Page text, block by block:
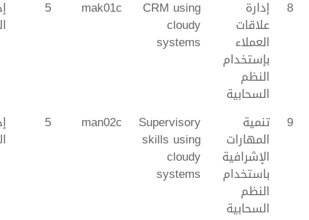
8 إدارة
علاقات
العملاء
بإستخدام
النظم
السحابية
CRM using
cloudy
systems
mak01c
5
9 تنمية
المهارات
الإشرافية
باستخدام
النظم
السحابية
Supervisory
skills using
cloudy
systems
man02c
5